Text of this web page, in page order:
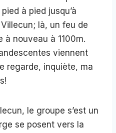
à pied jusqu’à
Villecun; là, un feu de
à nouveau à 1100m.
viennent
regarde, inquiète, ma
le groupe s’est un
se posent vers la